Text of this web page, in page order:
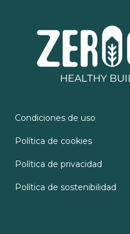
Condiciones de uso
Política de cookies
Política de privacidad
Política de sostenibilidad